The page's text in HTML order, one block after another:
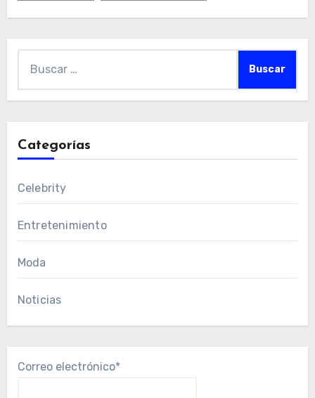
Categorías
Celebrity
Entretenimiento
Moda
Noticias
Correo electrónico*